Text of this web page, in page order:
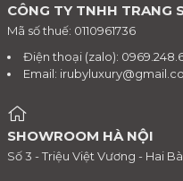
CÔNG TY TNHH TRANG
Mã số thuế: 0110961736
Điện thoại (zalo):
Email:
SHOWROOM HÀ NỘI
Số 3 - Triệu Việt Vương - Hai